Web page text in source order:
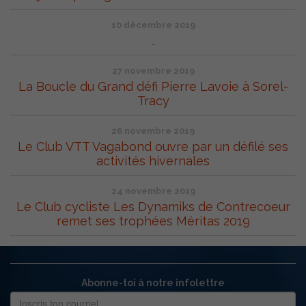
10 décembre 2019
.
27 novembre 2019
La Boucle du Grand défi Pierre Lavoie à Sorel-
Tracy
26 novembre 2019
Le Club VTT Vagabond ouvre par un défilé ses
activités hivernales
24 novembre 2019
Le Club cycliste Les Dynamiks de Contrecoeur
remet ses trophées Méritas 2019
Abonne-toi à notre infolettre